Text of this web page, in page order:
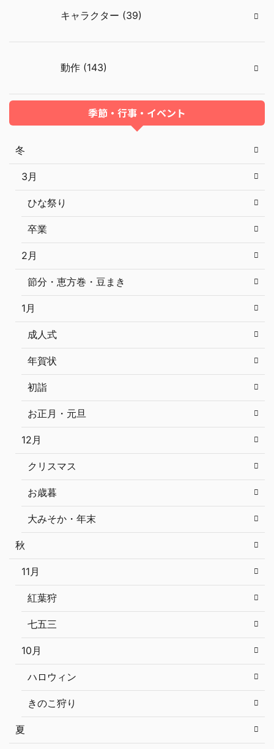
キャラクター (39)
動作 (143)
季節・行事・イベント
冬
3月
ひな祭り
卒業
2月
節分・恵方巻・豆まき
1月
成人式
年賀状
初詣
お正月・元旦
12月
クリスマス
お歳暮
大みそか・年末
秋
11月
紅葉狩
七五三
10月
ハロウィン
きのこ狩り
夏